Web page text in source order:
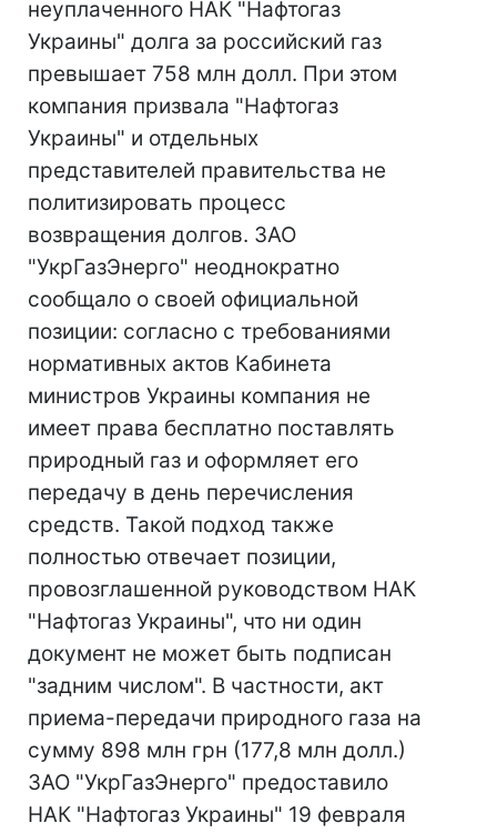
неуплаченного НАК "Нафтогаз
Украины" долга за российский газ
превышает 758 млн долл. При этом
компания призвала "Нафтогаз
Украины" и отдельных
представителей правительства не
политизировать процесс
возвращения долгов. ЗАО
"УкрГазЭнерго" неоднократно
сообщало о своей официальной
позиции: согласно с требованиями
нормативных актов Кабинета
министров Украины компания не
имеет права бесплатно поставлять
природный газ и оформляет его
передачу в день перечисления
средств. Такой подход также
полностью отвечает позиции,
провозглашенной руководством НАК
"Нафтогаз Украины", что ни один
документ не может быть подписан
"задним числом". В частности, акт
приема-передачи природного газа на
сумму 898 млн грн (177,8 млн долл.)
ЗАО "УкрГазЭнерго" предоставило
НАК "Нафтогаз Украины" 19 февраля